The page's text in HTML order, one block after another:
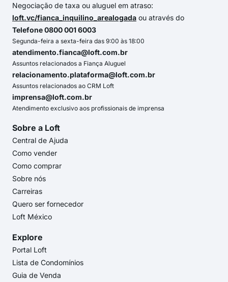
Negociação de taxa ou aluguel em atraso:
loft.vc/fianca_inquilino_arealogada ou através do
Telefone 0800 001 6003
Segunda-feira a sexta-feira das 9:00 às 18:00
atendimento.fianca@loft.com.br
Assuntos relacionados a Fiança Aluguel
relacionamento.plataforma@loft.com.br
Assuntos relacionados ao CRM Loft
imprensa@loft.com.br
Atendimento exclusivo aos profissionais de imprensa
Sobre a Loft
Central de Ajuda
Como vender
Como comprar
Sobre nós
Carreiras
Quero ser fornecedor
Loft México
Explore
Portal Loft
Lista de Condomínios
Guia de Venda